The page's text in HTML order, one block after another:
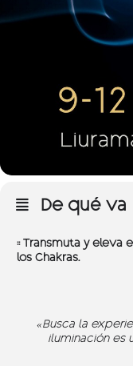
De qué va
:: Transmuta y eleva
los Chakras.
«Busca la
iluminación es